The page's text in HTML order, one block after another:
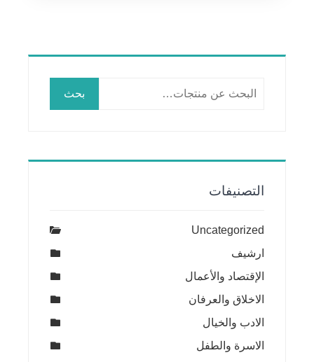
بحث
التصنيفات
Uncategorized
ارشيف
الإقتصاد والأعمال
الاخلاق والعرفان
الادب والخيال
الاسرة والطفل